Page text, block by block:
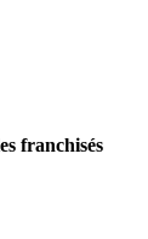
franchisés